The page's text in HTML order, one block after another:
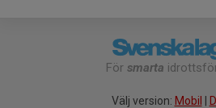
För smarta
Välj version: Mobil |